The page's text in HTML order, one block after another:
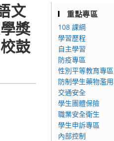
文
獎
鼓
重點專區
108 課綱
學習歷程
自主學習
防疫專區
性別平等教育專區
防制學生藥物濫
交通安全
學生團體保險
職業安全衛生
學生申訴專區
內部控制